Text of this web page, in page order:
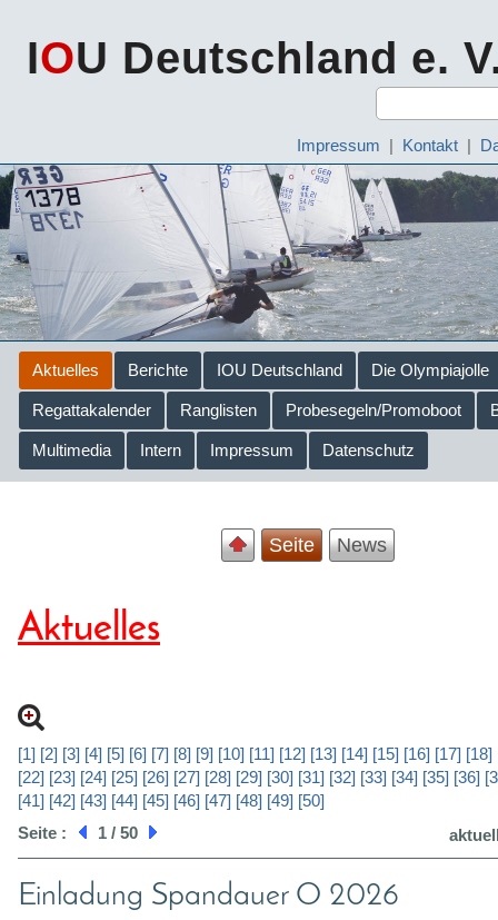
IOU Deutschland e.
Impressum | Kontakt |
Aktuelles Berichte IOU Deutschland Die Olympiajolle
Regattakalender Ranglisten Probesegeln/Promoboot
Multimedia Intern Impressum Datenschutz
Seite News
Aktuelles
[1] [2] [3] [4] [5] [6] [7] [8] [9] [10] [11] [12] [13] [14] [15] [16] [17] [18]
[22] [23] [24] [25] [26] [27] [28] [29] [30] [31] [32] [33] [34] [35] [36]
[41] [42] [43] [44] [45] [46] [47] [48] [49] [50]
Seite : 1 / 50
Einladung Spandauer O 2026